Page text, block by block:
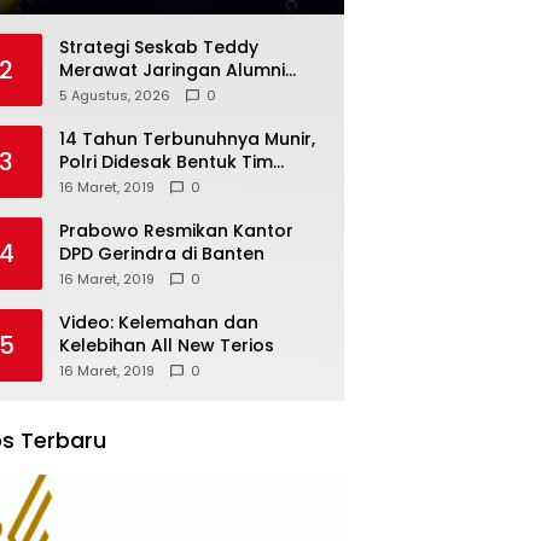
2
Strategi Seskab Teddy
Merawat Jaringan Alumni
Akademi TNI-Polri 2011 Dinilai
Membangun Loyalitas
5 Agustus, 2026 0
3
14 Tahun Terbunuhnya Munir,
Polri Didesak Bentuk Tim
Khusus
16 Maret, 2019 0
4
Prabowo Resmikan Kantor
DPD Gerindra di Banten
16 Maret, 2019 0
5
Video: Kelemahan dan
Kelebihan All New Terios
16 Maret, 2019 0
Terbaru